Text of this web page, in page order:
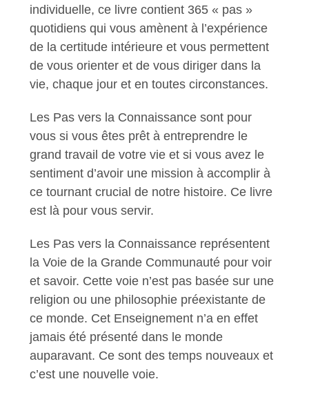
individuelle, ce livre contient 365 « pas »
quotidiens qui vous amènent à l’expérience
de la certitude intérieure et vous permettent
de vous orienter et de vous diriger dans la
vie, chaque jour et en toutes circonstances.
Les Pas vers la Connaissance sont pour
vous si vous êtes prêt à entreprendre le
grand travail de votre vie et si vous avez le
sentiment d’avoir une mission à accomplir à
ce tournant crucial de notre histoire. Ce livre
est là pour vous servir.
Les Pas vers la Connaissance représentent
la Voie de la Grande Communauté pour voir
et savoir. Cette voie n’est pas basée sur une
religion ou une philosophie préexistante de
ce monde. Cet Enseignement n’a en effet
jamais été présenté dans le monde
auparavant. Ce sont des temps nouveaux et
c’est une nouvelle voie.